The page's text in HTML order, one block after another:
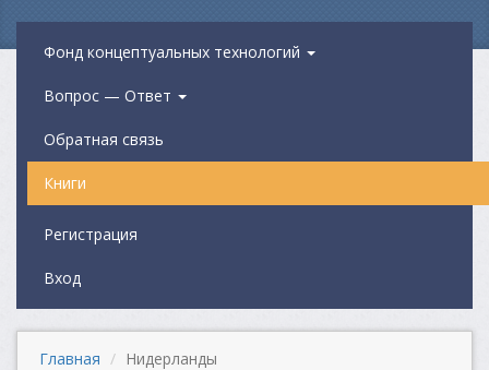
Фонд концептуальных технологий
Вопрос — Ответ
Обратная связь
Книги
Регистрация
Вход
Главная Нидерланды